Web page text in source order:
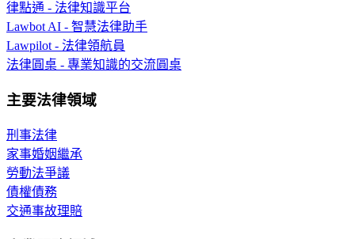
律點通 - 法律知識平台
Lawbot AI - 智慧法律助手
Lawpilot - 法律領航員
法律圓桌 - 專業知識的交流圓桌
主要法律領域
刑事法律
家事婚姻繼承
勞動法爭議
債權債務
交通事故理賠